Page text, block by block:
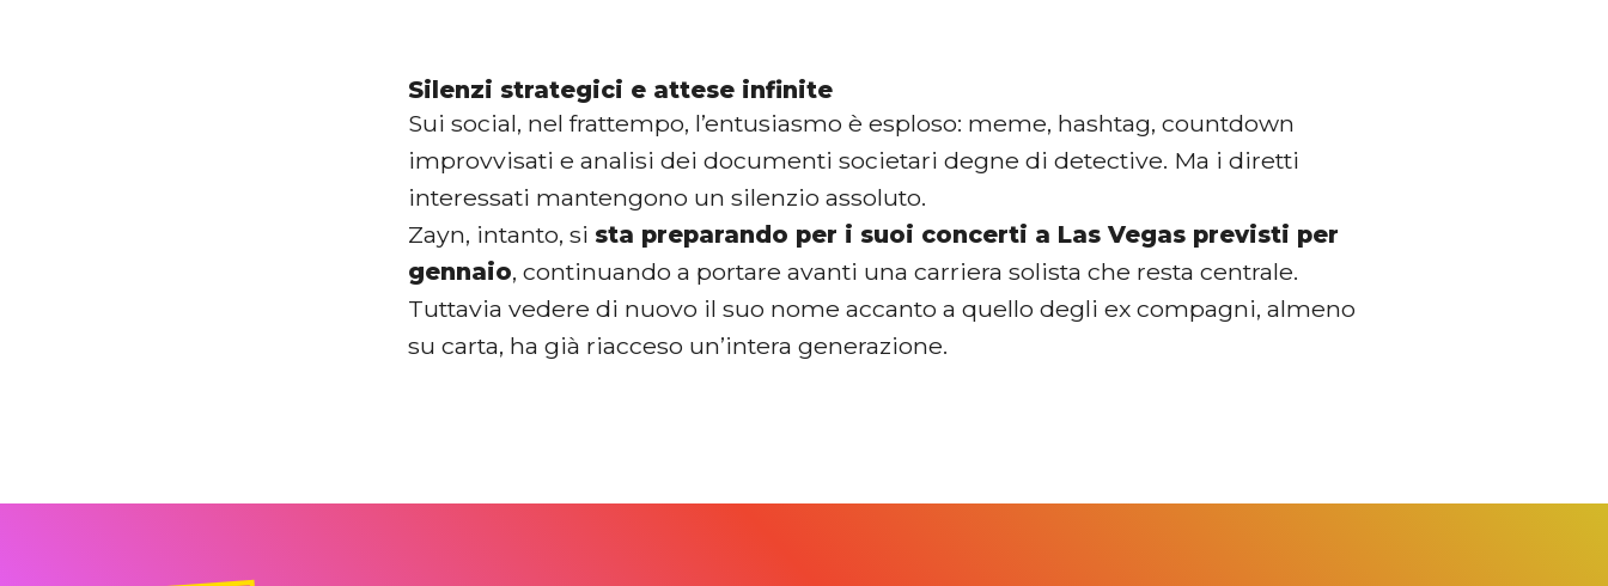
Silenzi strategici e attese infinite
Sui social, nel frattempo, l’entusiasmo è esploso: meme, hashtag, countdown
improvvisati e analisi dei documenti societari degne di detective. Ma i diretti
interessati mantengono un silenzio assoluto.
Zayn, intanto, si sta preparando per i suoi concerti a Las Vegas previsti per
gennaio, continuando a portare avanti una carriera solista che resta centrale.
Tuttavia vedere di nuovo il suo nome accanto a quello degli ex compagni, almeno
su carta, ha già riacceso un’intera generazione.